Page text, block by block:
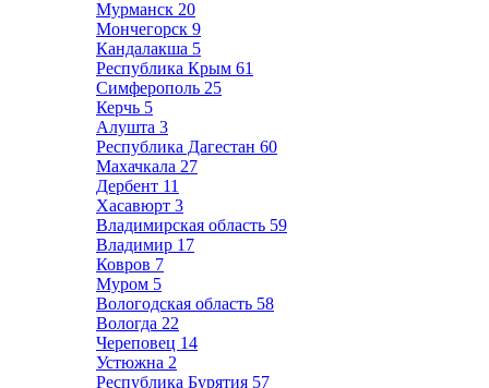
Мурманск 20
Мончегорск 9
Кандалакша 5
Республика Крым 61
Симферополь 25
Керчь 5
Алушта 3
Республика Дагестан 60
Махачкала 27
Дербент 11
Хасавюрт 3
Владимирская область 59
Владимир 17
Ковров 7
Муром 5
Вологодская область 58
Вологда 22
Череповец 14
Устюжна 2
Республика Бурятия 57